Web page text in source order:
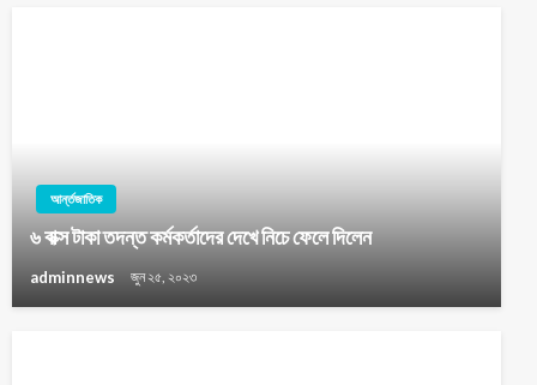
আর্ন্তজাতিক
৬ বাক্স টাকা তদন্ত কর্মকর্তাদের দেখে নিচে ফেলে দিলেন
adminnews জুন ২৫, ২০২৩